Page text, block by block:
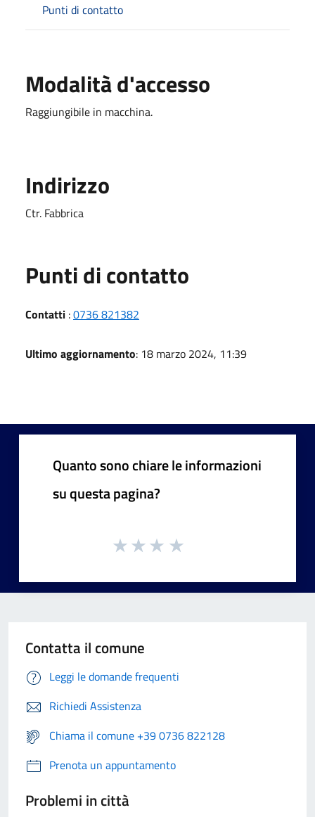
Punti di contatto
Modalità d'accesso
Raggiungibile in macchina.
Indirizzo
Ctr. Fabbrica
Punti di contatto
Contatti :0736 821382
Ultimo aggiornamento: 18 marzo 2024, 11:39
Quanto sono chiare le informazioni
su questa pagina?
Contatta il comune
Leggi le domande frequenti
Richiedi Assistenza
Chiama il comune +39 0736 822128
Prenota un appuntamento
Problemi in città